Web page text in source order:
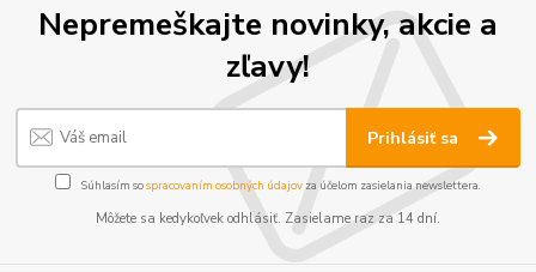
Nepremeškajte novinky, akcie a
zľavy!
Prihlásiť sa
Súhlasím sospracovaním osobných údajov za účelom zasielania newslettera.
Môžete sa kedykoľvek odhlásiť. Zasielame raz za 14 dní.